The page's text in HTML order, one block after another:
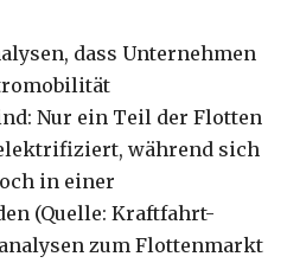
dass Unternehmen
Nur ein Teil der Flotten
während sich
in einer
(Quelle: Kraftfahrt-
zum Flottenmarkt